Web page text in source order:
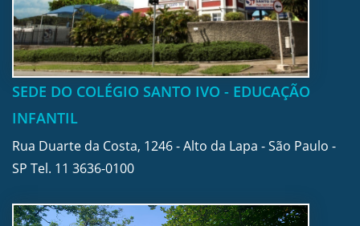
SEDE DO COLÉGIO SANTO IVO - EDUCAÇÃO
INFANTIL
Rua Duarte da Costa, 1246 - Alto da Lapa - São Paulo -
SP Tel. 11 3636-0100